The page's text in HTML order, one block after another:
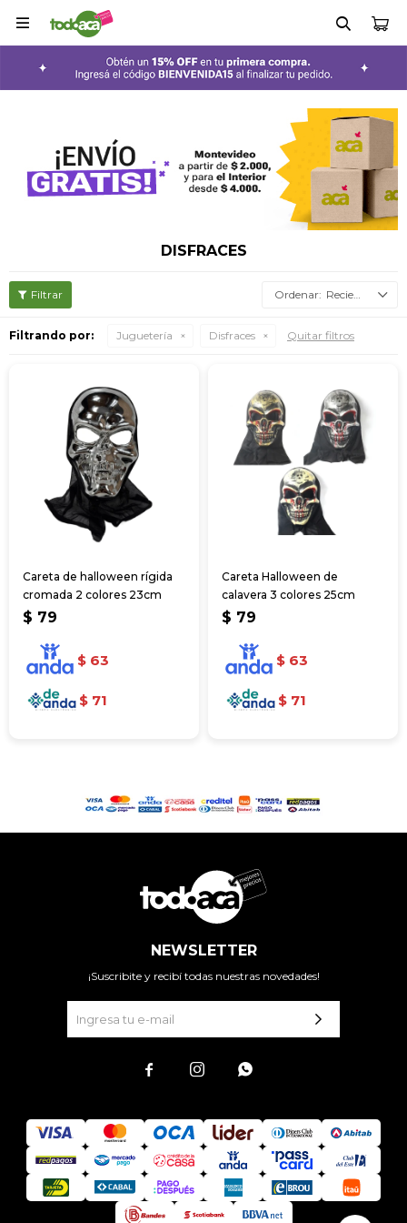

DISFRACES
Recientes
Filtrando por: Juguetería Disfraces Quitar filtros
Careta de halloween rígida
cromada 2 colores 23cm
$ 79
$ 63
$ 71
Careta Halloween de
calavera 3 colores 25cm
$ 79
$ 63
$ 71
NEWSLETTER
¡Suscribite y recibí todas nuestras novedades!
  